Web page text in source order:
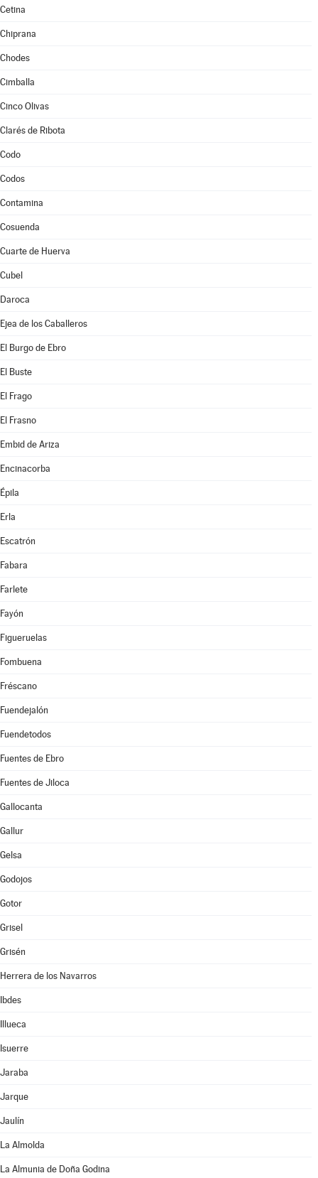
Cetina
Chiprana
Chodes
Cimballa
Cinco Olivas
Clarés de Ribota
Codo
Codos
Contamina
Cosuenda
Cuarte de Huerva
Cubel
Daroca
Ejea de los Caballeros
El Burgo de Ebro
El Buste
El Frago
El Frasno
Embid de Ariza
Encinacorba
Épila
Erla
Escatrón
Fabara
Farlete
Fayón
Figueruelas
Fombuena
Fréscano
Fuendejalón
Fuendetodos
Fuentes de Ebro
Fuentes de Jiloca
Gallocanta
Gallur
Gelsa
Godojos
Gotor
Grisel
Grisén
Herrera de los Navarros
Ibdes
Illueca
Isuerre
Jaraba
Jarque
Jaulín
La Almolda
La Almunia de Doña Godina